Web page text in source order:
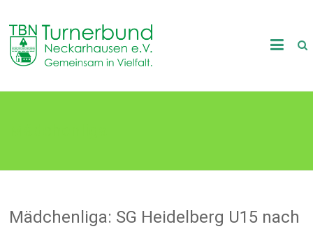
content
TB
Neckarhausen
in
Mädchenliga: SG Heidelberg U15 nach